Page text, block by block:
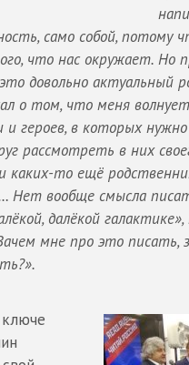
само собой,
что нас окружает. Но
довольно актуальный
о том, что меня
и героев, в которых нужно
рассмотреть в них
то ещё
Нет вообще смысла
далёкой
мне про это писать,